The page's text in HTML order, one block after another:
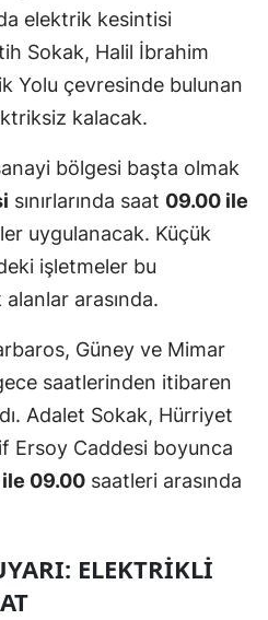
Kilis
Osmaniye
elektrik kesintisi
Sokak, Halil İbrahim
Yolu çevresinde bulunan
kalacak.
bölgesi başta olmak
sınırlarında saat 09.00 ile
uygulanacak. Küçük
işletmeler bu
arasında.
Güney ve Mimar
saatlerinden itibaren
Adalet Sokak, Hürriyet
Ersoy Caddesi boyunca
ile 09.00 saatleri arasında
ELEKTRIKLI